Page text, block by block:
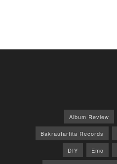
Album Review
Bakraufarfita Records
DIY Emo